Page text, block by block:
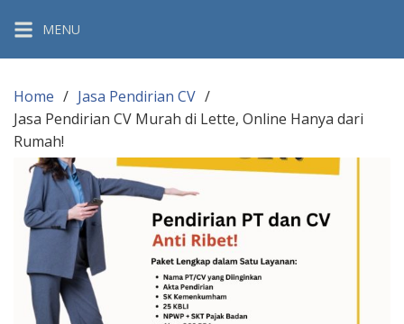
content
MENU
Home
Jasa Pendirian CV
Jasa Pendirian CV Murah di Lette, Online Hanya dari
Rumah!